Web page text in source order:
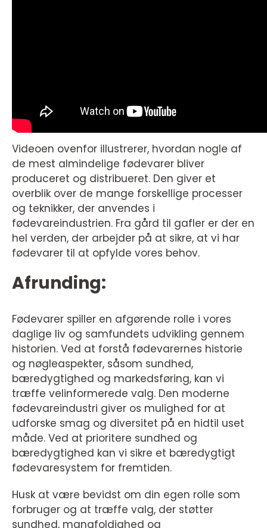
Videoen ovenfor illustrerer, hvordan nogle af
de mest almindelige fødevarer bliver
produceret og distribueret. Den giver et
overblik over de mange forskellige processer
og teknikker, der anvendes i
fødevareindustrien. Fra gård til gafler er der en
hel verden, der arbejder på at sikre, at vi har
fødevarer til at opfylde vores behov.
Afrunding:
Fødevarer spiller en afgørende rolle i vores
daglige liv og samfundets udvikling gennem
historien. Ved at forstå fødevarernes historie
og nøgleaspekter, såsom sundhed,
bæredygtighed og markedsføring, kan vi
træffe velinformerede valg. Den moderne
fødevareindustri giver os mulighed for at
udforske smag og diversitet på en hidtil uset
måde. Ved at prioritere sundhed og
bæredygtighed kan vi sikre et bæredygtigt
fødevaresystem for fremtiden.
Husk at være bevidst om din egen rolle som
forbruger og at træffe valg, der støtter
sundhed, mangfoldighed og